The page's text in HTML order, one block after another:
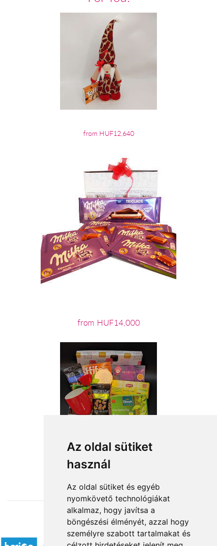
Az oldal sütiket
használ
Az oldal sütiket és egyéb
nyomkövető technológiákat
alkalmaz, hogy javítsa a
böngészési élményét, azzal hogy
személyre szabott tartalmakat és
from HUF12,640
from HUF14,000
from HUF20,440
Accepted payment methods